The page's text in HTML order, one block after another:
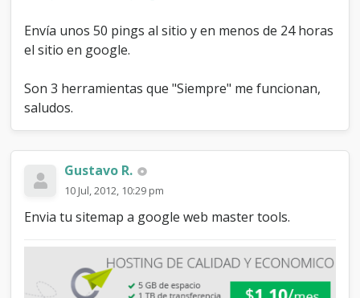
Envía unos 50 pings al sitio y en menos de 24 horas
el sitio en google.
Son 3 herramientas que "Siempre" me funcionan,
saludos.
Gustavo R.
10 Jul, 2012, 10:29 pm
Envia tu sitemap a google web master tools.